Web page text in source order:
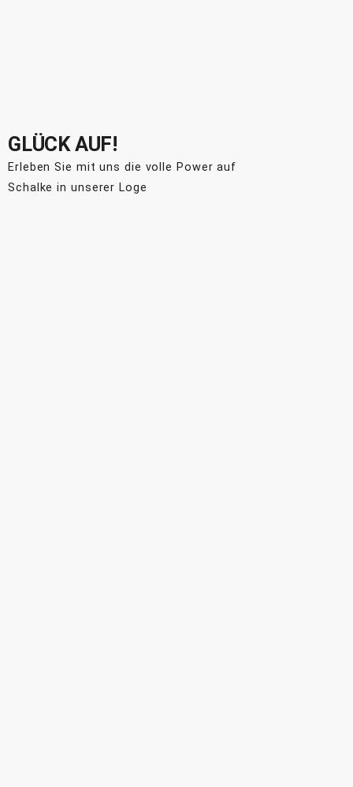
GLÜCK AUF!
Erleben Sie mit uns die volle Power auf
Schalke in unserer Loge